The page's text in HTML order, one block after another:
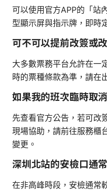
可以使用官方APP的「站
型顯示屏與指示牌，即時
可不可以提前改簽或
大多數票務平台允許在一
時的票種條款為準，請在
如果我的班次臨時取
先查看官方公告，若可改
現場協助，請前往服務櫃
變更。
深圳北站的安檢口通
在非高峰時段，安檢通常